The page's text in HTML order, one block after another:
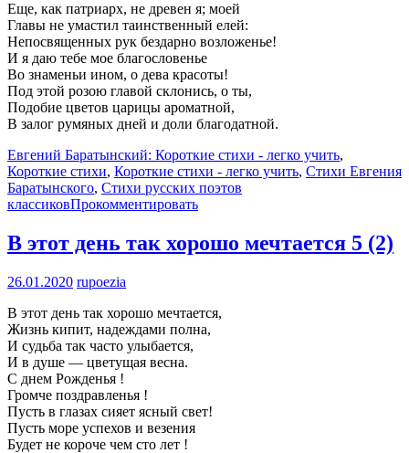
Еще, как патриарх, не древен я; моей
Главы не умастил таинственный елей:
Непосвященных рук бездарно возложенье!
И я даю тебе мое благословенье
Во знаменьи ином, о дева красоты!
Под этой розою главой склонись, о ты,
Подобие цветов царицы ароматной,
В залог румяных дней и доли благодатной.
Евгений Баратынский: Короткие стихи - легко учить,
Короткие стихи, Короткие стихи - легко учить, Стихи Евгения
Баратынского, Стихи русских поэтов
классиковПрокомментировать
В этот день так хорошо мечтается 5 (2)
26.01.2020 rupoezia
В этот день так хорошо мечтается,
Жизнь кипит, надеждами полна,
И судьба так часто улыбается,
И в душе — цветущая весна.
С днем Рожденья !
Громче поздравленья !
Пусть в глазах сияет ясный свет!
Пусть море успехов и везения
Будет не короче чем сто лет !